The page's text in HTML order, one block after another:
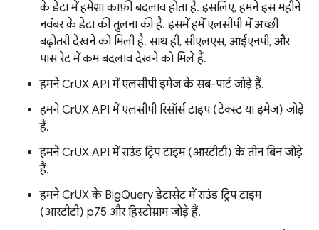
के डेटा में हमेशा काफ़ी बदलाव होता है. इसलिए, हमने इस महीने
नवंबर के डेटा की तुलना की है. इसमें हमें एलसीपी में अच्छी
बढ़ोतरी देखने को मिली है. साथ ही, सीएलएस, आईएनपी, और
पास रेट में कम बदलाव देखने को मिले हैं.
हमने CrUX API में एलसीपी इमेज के सब-पार्ट जोड़े हैं.
हमने CrUX API में एलसीपी रिसॉर्स टाइप (टेक्स्ट या इमेज) जोड़े
हैं.
हमने CrUX API में राउंड ट्रिप टाइम (आरटीटी) के तीन बिन जोड़े
हैं.
हमने CrUX के BigQuery डेटासेट में राउंड ट्रिप टाइम
(आरटीटी) p75 और हिस्टोग्राम जोड़े हैं.